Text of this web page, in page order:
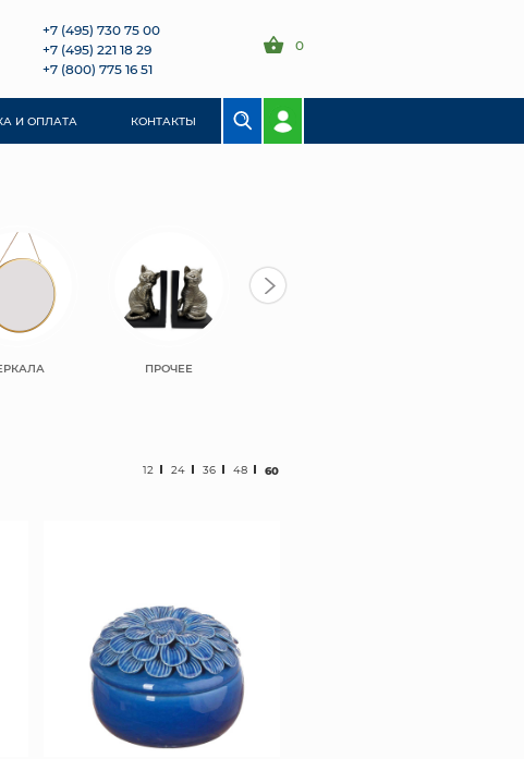
+7 (495) 730 75 00
+7 (495) 221 18 29
+7 (800) 775 16 51
0
И ОПЛАТА КОНТАКТЫ
ПРОЧЕЕ
12 24 36 48 60